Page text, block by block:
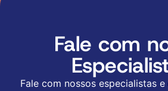
Fale com
Fale com nossos especialistas